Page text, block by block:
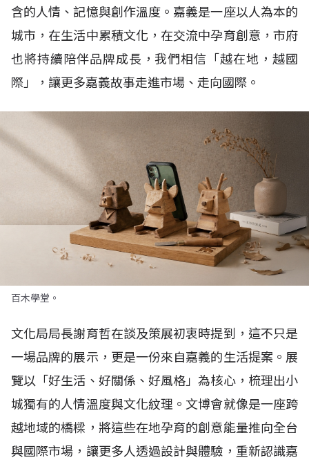
含的人情、記憶與創作溫度。嘉義是一座以人為本的
城市，在生活中累積文化，在交流中孕育創意，市府
也將持續陪伴品牌成長，我們相信「越在地，越國
際」，讓更多嘉義故事走進市場、走向國際。
百木學堂。
文化局局長謝育哲在談及策展初衷時提到，這不只是
一場品牌的展示，更是一份來自嘉義的生活提案。展
覽以「好生活、好關係、好風格」為核心，梳理出小
城獨有的人情溫度與文化紋理。文博會就像是一座跨
越地域的橋樑，將這些在地孕育的創意能量推向全台
與國際市場，讓更多人透過設計與體驗，重新認識嘉